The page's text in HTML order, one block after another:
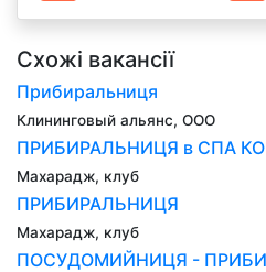
Схожі вакансії
Прибиральниця
Клининговый альянс, ООО
ПРИБИРАЛЬНИЦЯ в СПА
Махарадж, клуб
ПРИБИРАЛЬНИЦЯ
Махарадж, клуб
ПОСУДОМИЙНИЦЯ -